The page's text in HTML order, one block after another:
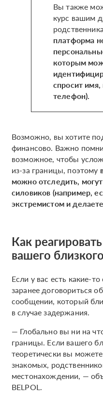
Вы также
курс вашим
платформа
которым
спросит
телефон).
Возможно, вы хотите
финансово. Важно
возможное, чтобы
из-за границы, поэтому
можно отследить,
силовиков (например,
экстремистом и
Как
вашего
Если у вас есть какие-
заранее договориться
сообщении, который
в случае задержания.
— Глобально вы ни на
границы. Если вашего
теоретически вы
знакомых,
местонахождении, —
BELPOL.